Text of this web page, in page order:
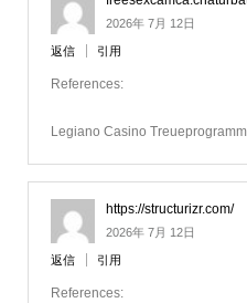
2026年 7月 12日
返信 引用
References:
Legiano Casino Treueprogramm
https://structurizr.com/
2026年 7月 12日
返信 引用
References: